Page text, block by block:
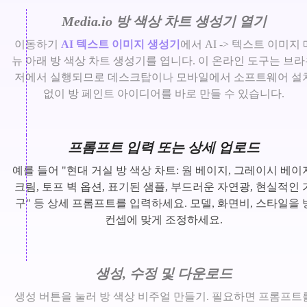
Media.io 방 색상 차트 생성기 열기
이동하기 AI 텍스트 이미지 생성기 에서 AI -> 텍스트 이미지
뉴 아래 방 색상 차트 생성기를 엽니다. 이 온라인 도구는 브라
저에서 실행되므로 데스크탑이나 모바일에서 소프트웨어 설
없이 방 페인트 아이디어를 바로 만들 수 있습니다.
프롬프트 입력 또는 상세 업로드
예를 들어 "현대 거실 방 색상 차트: 웜 베이지, 그레이시 베이
크림, 토프 벽 옵션, 표기된 샘플, 부드러운 자연광, 현실적인
구" 등 상세 프롬프트를 입력하세요. 모델, 화면비, 스타일을
컨셉에 맞게 조정하세요.
생성, 수정 및 다운로드
생성 버튼을 눌러 방 색상 비주얼 만들기. 필요하면 프롬프트